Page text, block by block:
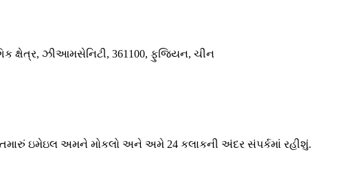
ક્ષેત્ર, ઝીઆમસેનિટી, 361100, ફુજિયન, ચીન
તમારું ઇમેઇલ અમને મોકલો અને અમે 24 કલાકની અંદર સંપર્કમાં રહીશું.